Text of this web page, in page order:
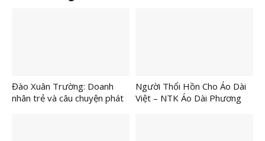
Đào Xuân Trường: Doanh
nhân trẻ và câu chuyện phát
Người Thổi Hồn Cho Áo Dài
Việt – NTK Áo Dài Phương